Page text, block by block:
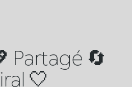
Partagé 🔄
🤍